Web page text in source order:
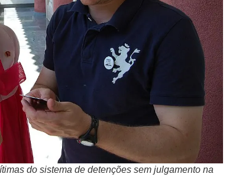
do sistema de detenções sem julgamento na